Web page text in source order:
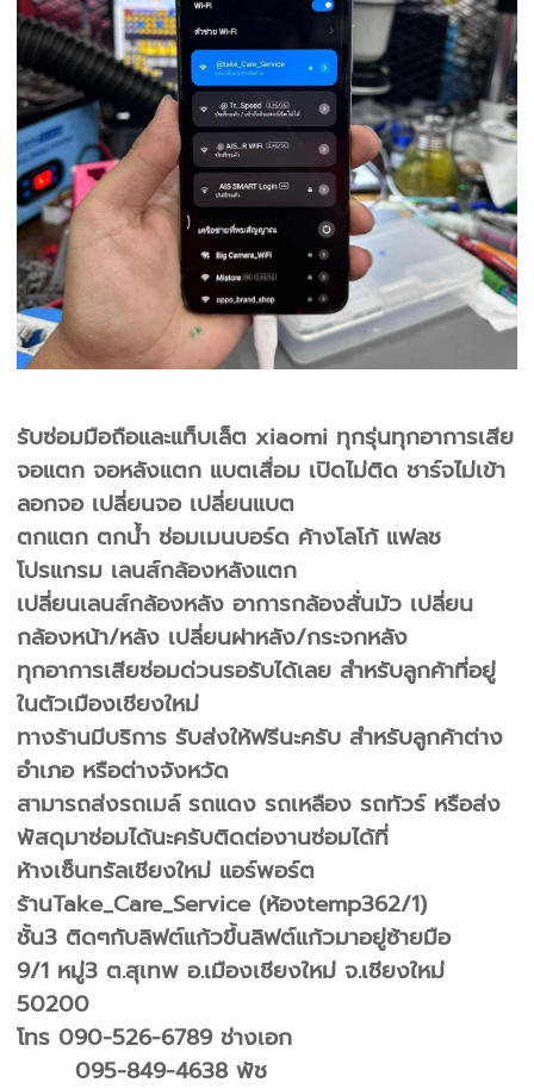
รับซ่อมมือถือและแท็บเล็ต xiaomi ทุกรุ่นทุกอาการเสีย
จอแตก จอหลังแตก แบตเสื่อม เปิดไม่ติด ชาร์จไม่เข้า
ลอกจอ เปลี่ยนจอ เปลี่ยนแบต
ตกแตก ตกน้ำ ซ่อมเมนบอร์ด ค้างโลโก้ แฟลช
โปรแกรม เลนส์กล้องหลังแตก
เปลี่ยนเลนส์กล้องหลัง อาการกล้องสั่นมัว เปลี่ยน
กล้องหน้า/หลัง เปลี่ยนฝาหลัง/กระจกหลัง
ทุกอาการเสียซ่อมด่วนรอรับได้เลย สำหรับลูกค้าที่อยู่
ในตัวเมืองเชียงใหม่
ทางร้านมีบริการ รับส่งให้ฟรีนะครับ สำหรับลูกค้าต่าง
อำเภอ หรือต่างจังหวัด
สามารถส่งรถเมล์ รถแดง รถเหลือง รถทัวร์ หรือส่ง
พัสดุมาซ่อมได้นะครับติดต่องานซ่อมได้ที่
ห้างเซ็นทรัลเชียงใหม่ แอร์พอร์ต
ร้านTake_Care_Service (ห้องtemp362/1)
ชั้น3 ติดๆกับลิฟต์แก้วขึ้นลิฟต์แก้วมาอยู่ซ้ายมือ
9/1 หมู่3 ต.สุเทพ อ.เมืองเชียงใหม่ จ.เชียงใหม่
50200
โทร 090-526-6789 ช่างเอก
095-849-4638 พัช